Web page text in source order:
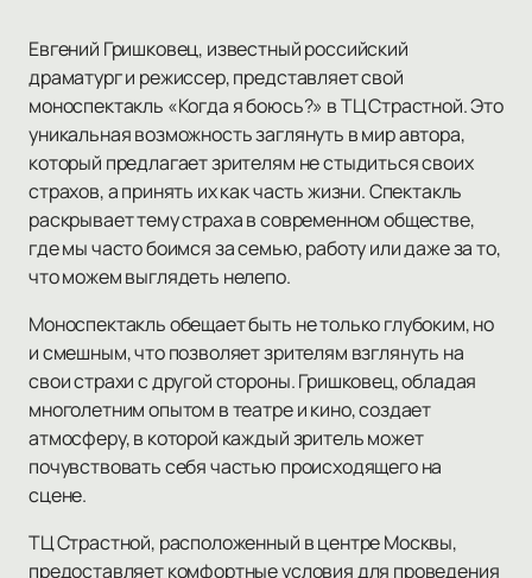
Евгений Гришковец, известный российский
драматург и режиссер, представляет свой
моноспектакль «Когда я боюсь?» в ТЦ Страстной. Это
уникальная возможность заглянуть в мир автора,
который предлагает зрителям не стыдиться своих
страхов, а принять их как часть жизни. Спектакль
раскрывает тему страха в современном обществе,
где мы часто боимся за семью, работу или даже за то,
что можем выглядеть нелепо.
Моноспектакль обещает быть не только глубоким, но
и смешным, что позволяет зрителям взглянуть на
свои страхи с другой стороны. Гришковец, обладая
многолетним опытом в театре и кино, создает
атмосферу, в которой каждый зритель может
почувствовать себя частью происходящего на
сцене.
ТЦ Страстной, расположенный в центре Москвы,
предоставляет комфортные условия для проведения